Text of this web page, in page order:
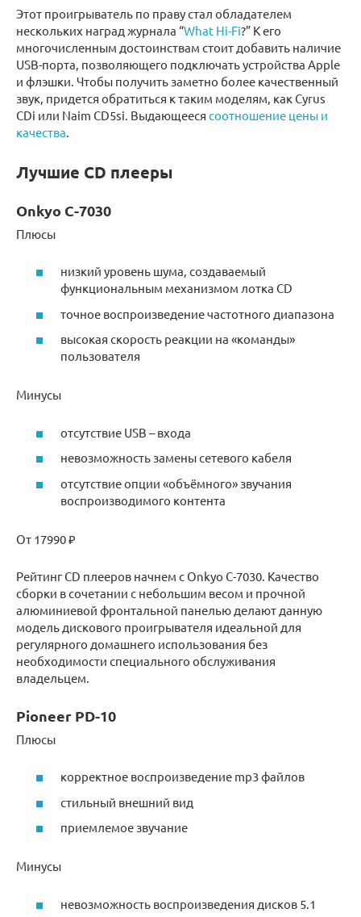
Этот проигрыватель по праву стал обладателем
нескольких наград журнала “What Hi-Fi?” К его
многочисленным достоинствам стоит добавить наличие
USB-порта, позволяющего подключать устройства Apple
и флэшки. Чтобы получить заметно более качественный
звук, придется обратиться к таким моделям, как Cyrus
CDi или Naim CD5si. Выдающееся соотношение цены и
качества
Лучшие CD плееры
Onkyo C-7030
Плюсы
низкий уровень шума, создаваемый
функциональным механизмом лотка CD
точное воспроизведение частотного диапазона
высокая скорость реакции на «команды»
пользователя
Минусы
отсутствие USB – входа
невозможность замены сетевого кабеля
отсутствие опции «объёмного» звучания
воспроизводимого контента
От 17990 ₽
Рейтинг CD плееров начнем с Onkyo C-7030. Качество
сборки в сочетании с небольшим весом и прочной
алюминиевой фронтальной панелью делают данную
модель дискового проигрывателя идеальной для
регулярного домашнего использования без
необходимости специального обслуживания
владельцем.
Pioneer PD-10
Плюсы
корректное воспроизведение mp3 файлов
стильный внешний вид
приемлемое звучание
Минусы
невозможность воспроизведения дисков 5.1